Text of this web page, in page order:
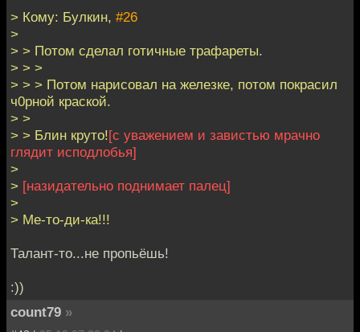
> Кому: Булкин, #26
>
> > Потом сделал готичные трафареты.
> > >
> > > Потом нарисовал на железке, потом покрасил
ч0рной краской.
> >
> > Блин круто![с уважением и завистью мрачно
глядит исподлобья]
>
> [назидательно поднимает палец]
>
> Ме-то-ди-ка!!!
Талант-то...не пропьёшь!
:))
count79 »